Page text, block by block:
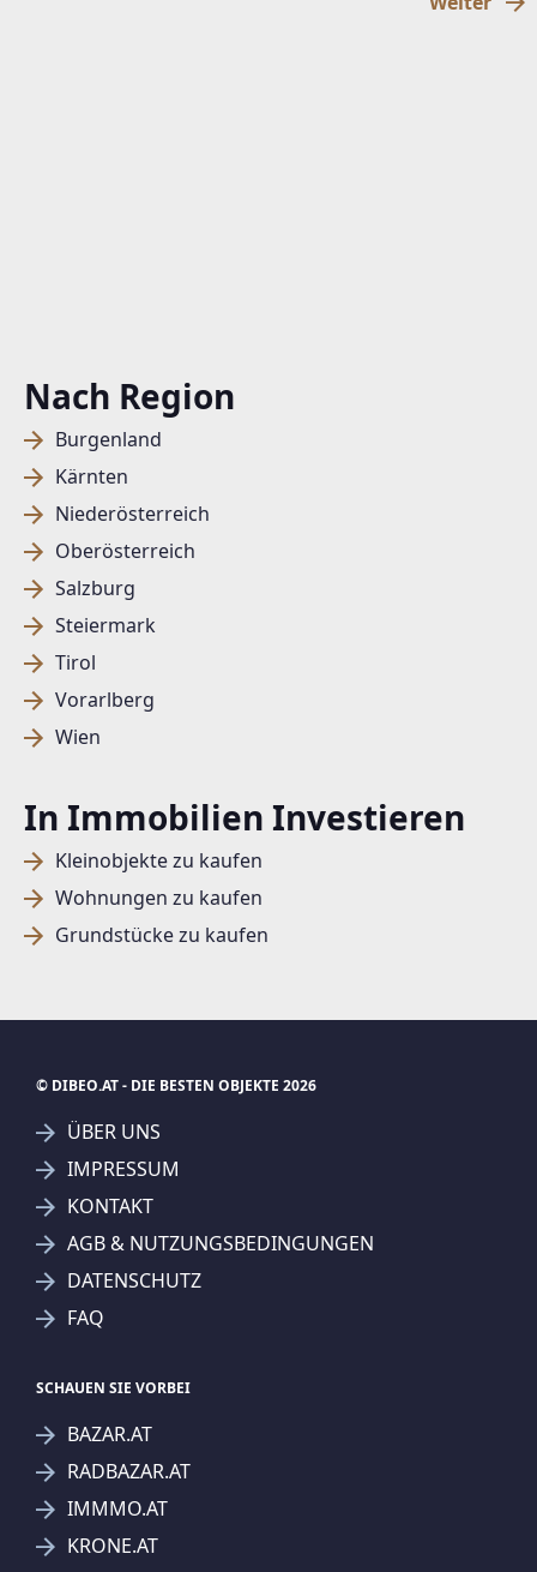
Nach Region
Burgenland
Kärnten
Niederösterreich
Oberösterreich
Salzburg
Steiermark
Tirol
Vorarlberg
Wien
In Immobilien Investieren
Kleinobjekte zu kaufen
Wohnungen zu kaufen
Grundstücke zu kaufen
SUCHAGENT ANLEGEN FÜR DIE
AKTUELLEN SUCHKRITERIEN
Ich stimme der Verarbeitung meiner Daten, wie
zu.
© DIBEO.AT - DIE BESTEN OBJEKTE 2026
ÜBER UNS
IMPRESSUM
KONTAKT
AGB & NUTZUNGSBEDINGUNGEN
DATENSCHUTZ
FAQ
SCHAUEN SIE VORBEI
BAZAR.AT
RADBAZAR.AT
IMMMO.AT
KRONE.AT